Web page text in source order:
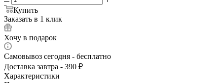
Купить
Заказать в 1 клик
Хочу в подарок
Самовывоз сегодня - бесплатно
Доставка завтра - 390 ₽
Характеристики